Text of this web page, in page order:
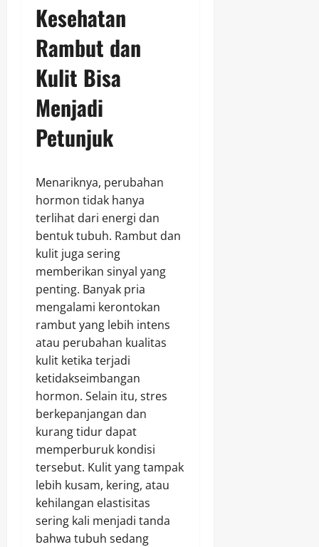
Kesehatan
Rambut dan
Kulit Bisa
Menjadi
Petunjuk
Menariknya, perubahan
hormon tidak hanya
terlihat dari energi dan
bentuk tubuh. Rambut dan
kulit juga sering
memberikan sinyal yang
penting. Banyak pria
mengalami kerontokan
rambut yang lebih intens
atau perubahan kualitas
kulit ketika terjadi
ketidakseimbangan
hormon. Selain itu, stres
berkepanjangan dan
kurang tidur dapat
memperburuk kondisi
tersebut. Kulit yang tampak
lebih kusam, kering, atau
kehilangan elastisitas
sering kali menjadi tanda
bahwa tubuh sedang